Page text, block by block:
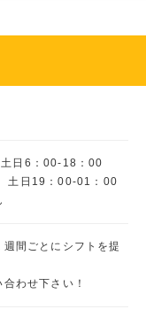
日6：00-18：00
日19：00-01：00
間ごとにシフトを提
わせ下さい！